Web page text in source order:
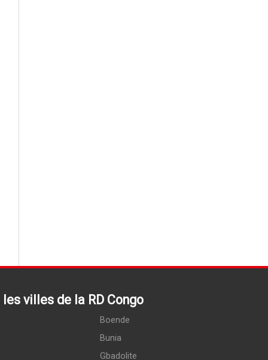
villes de la RD Congo
Boende
Bunia
Gbadolite